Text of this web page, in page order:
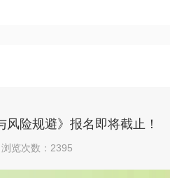
险规避》报名即将截止！
浏览次数：2395